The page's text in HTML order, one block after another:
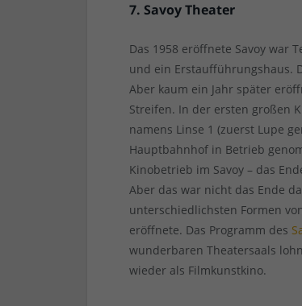
7. Savoy Theater
Das 1958 eröffnete Savoy war
und ein Erstaufführungshaus.
Aber kaum ein Jahr später
Streifen. In der ersten großen
namens Linse 1 (zuerst Lupe
Hauptbahnhof in Betrieb
Kinobetrieb im Savoy – das
Aber das war nicht das Ende
unterschiedlichsten Formen
eröffnete. Das Programm des
wunderbaren Theatersaals
wieder als Filmkunstkino.